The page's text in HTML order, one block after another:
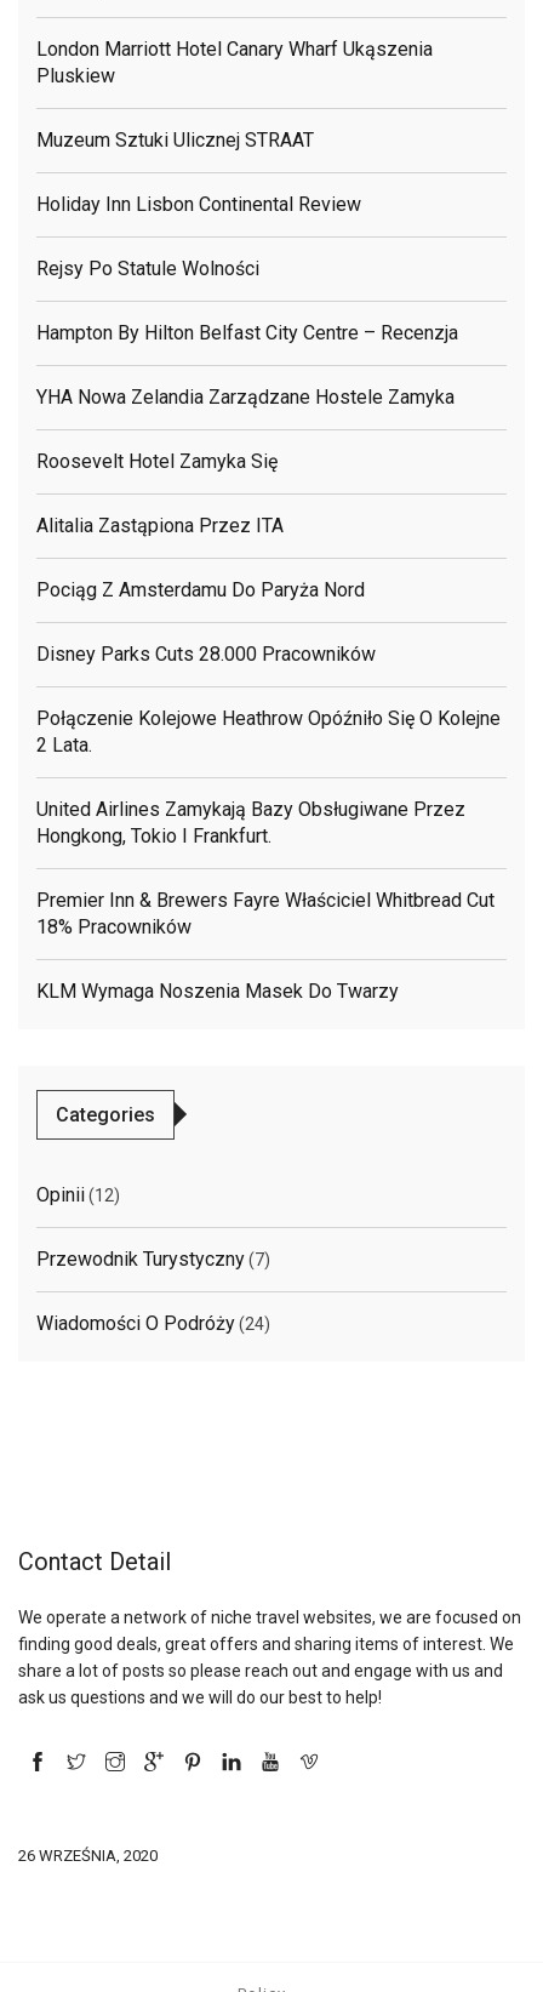
London Marriott Hotel Canary Wharf Ukąszenia
Pluskiew
Muzeum Sztuki Ulicznej STRAAT
Holiday Inn Lisbon Continental Review
Rejsy Po Statule Wolności
Hampton By Hilton Belfast City Centre – Recenzja
YHA Nowa Zelandia Zarządzane Hostele Zamyka
Roosevelt Hotel Zamyka Się
Alitalia Zastąpiona Przez ITA
Pociąg Z Amsterdamu Do Paryża Nord
Disney Parks Cuts 28.000 Pracowników
Połączenie Kolejowe Heathrow Opóźniło Się O Kolejne
2 Lata.
United Airlines Zamykają Bazy Obsługiwane Przez
Hongkong, Tokio I Frankfurt.
Premier Inn & Brewers Fayre Właściciel Whitbread Cut
18% Pracowników
KLM Wymaga Noszenia Masek Do Twarzy
Categories
Opinii(12)
Przewodnik Turystyczny(7)
Wiadomości O Podróży(24)
Contact Detail
We operate a network of niche travel websites, we are focused on
finding good deals, great offers and sharing items of interest. We
share a lot of posts so please reach out and engage with us and
ask us questions and we will do our best to help!
26 WRZEŚNIA, 2020